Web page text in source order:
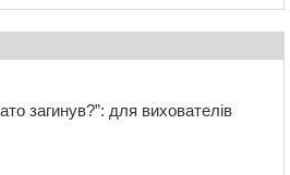
загинув?”: для вихователів